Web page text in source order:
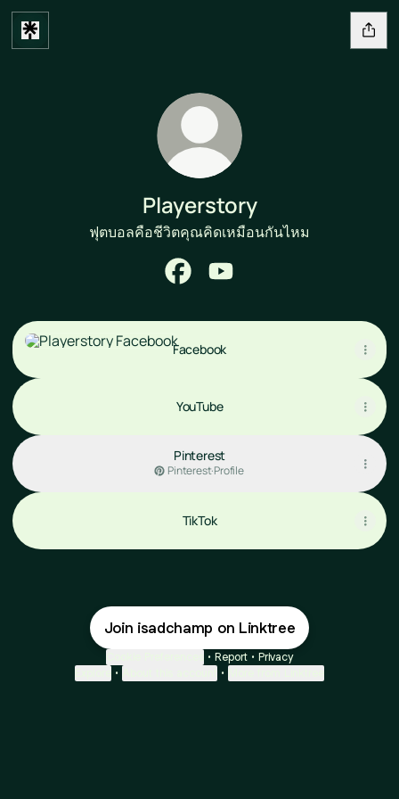
Playerstory
ฟุตบอลคือชีวิตคุณคิดเหมือนกันไหม
Facebook
Facebook
YouTube
Pinterest
Pinterest·Profile
TikTok
Join isadchamp on Linktree
• Report • Privacy
• •